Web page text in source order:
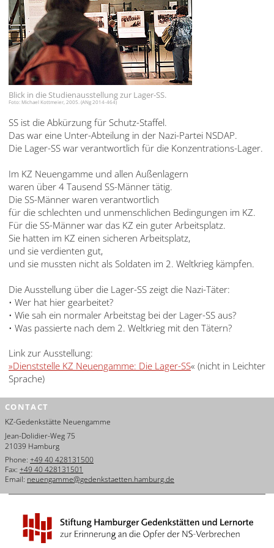
Français
Dansk
Español
Italiano
Nederlands
Polski
Türkçe
Yкраїнський
Русский
עברית
العربية
日
本
語
Blick in die Studienausstellung zur Lager-SS.
Foto: Michael Kottmeier, 2005. (ANg 2014-464)
SS ist die Abkürzung für Schutz-Staffel.
Das war eine Unter-Abteilung in der Nazi-Partei NSDAP.
Die Lager-SS war verantwortlich für die Konzentrations-Lager.
Im KZ Neuengamme und allen Außenlagern
waren über 4 Tausend SS-Männer tätig.
Die SS-Männer waren verantwortlich
für die schlechten und unmenschlichen Bedingungen im KZ.
Für die SS-Männer war das KZ ein guter Arbeitsplatz.
Sie hatten im KZ einen sicheren Arbeitsplatz,
und sie verdienten gut,
und sie mussten nicht als Soldaten im 2. Weltkrieg kämpfen.
Die Ausstellung über die Lager-SS zeigt die Nazi-Täter:
• Wer hat hier gearbeitet?
• Wie sah ein normaler Arbeitstag bei der Lager-SS aus?
• Was passierte nach dem 2. Weltkrieg mit den Tätern?
Link zur Ausstellung:
»Dienststelle KZ Neuengamme: Die Lager-SS« (nicht in Leichter
Sprache)
CONTACT
KZ-Gedenkstätte Neuengamme
Jean-Dolidier-Weg 75
21039 Hamburg
Phone: +49 40 428131500
Fax: +49 40 428131501
Email: neuengamme@gedenkstaetten.hamburg.de